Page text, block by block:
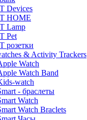
Devices
HOME
Lamp
Pet
розетки
& Activity Trackers
Watch
Watch Band
watch
- браслеты
Watch
Watch Braclets